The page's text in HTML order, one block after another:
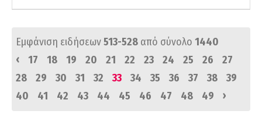
Εμφάνιση ειδήσεων513-528 από σύνολο 1440
‹
17 18 19 20 21 22 23 24 25 26
27
28
29 30 31 32 33 34 35 36 37 38
39
40
41 42 43 44 45 46 47 48 49 ›